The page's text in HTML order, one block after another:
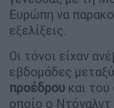
Ευρώπη να
εξελίξεις.
Οι τόνοι είχαν
εβδομάδες
προέδρου και
οποίο ο